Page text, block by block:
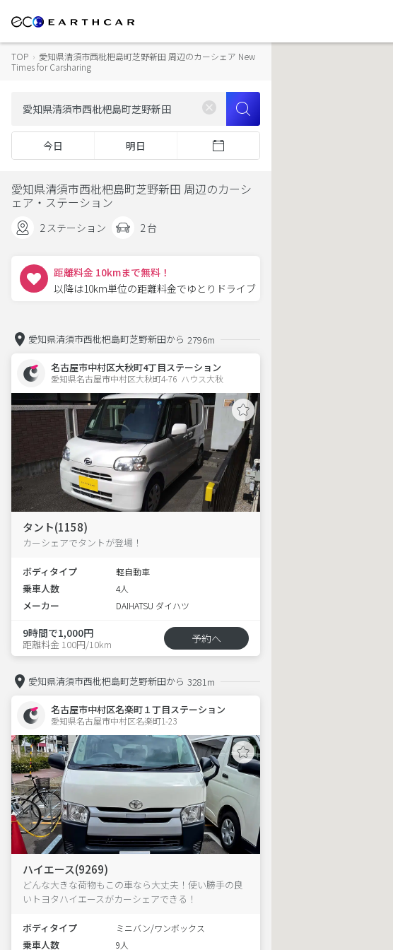
TOP › 愛知県清須市西枇杷島町芝野新田 周辺のカーシェア New
Times for Carsharing
今日 明日
愛知県清須市西枇杷島町芝野新田 周辺のカーシ
ェア・ステーション
2 ステーション 2 台
距離料金 10kmまで無料！
以降は10km単位の距離料金でゆとりドライブ
愛知県清須市西枇杷島町芝野新田から 2796m
名古屋市中村区大秋町4丁目ステーション
愛知県名古屋市中村区大秋町4-76  ハウス大秋
タント(1158)
カーシェアでタントが登場！
ボディタイプ 軽自動車
乗車人数 4人
メーカー DAIHATSU ダイハツ
9時間で1,000円
距離料金 100円/10km 予約へ
愛知県清須市西枇杷島町芝野新田から 3281m
名古屋市中村区名楽町１丁目ステーション
愛知県名古屋市中村区名楽町1-23
ハイエース(9269)
どんな大きな荷物もこの車なら大丈夫！使い勝手の良
いトヨタハイエースがカーシェアできる！
ボディタイプ ミニバン/ワンボックス
乗車人数 9人